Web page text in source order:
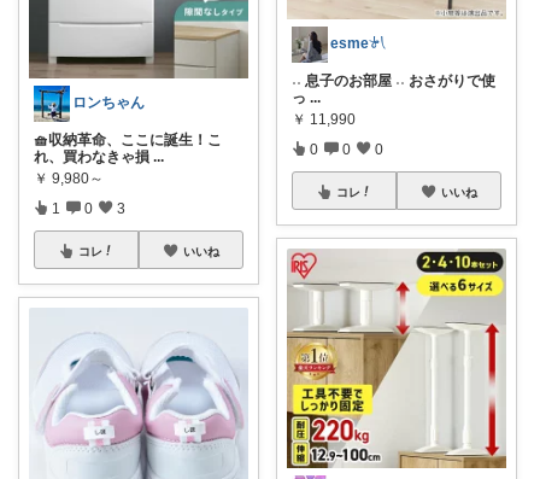
ロンちゃん
🧺収納革命、ここに誕生！こ
れ、買わなきゃ損 ...
￥ 9,980～
1 0 3
コレ いいね
esme𓍯
˓˓ 息子のお部屋 ˒˒ おさがりで使
っ ...
￥ 11,990
0 0 0
コレ いいね